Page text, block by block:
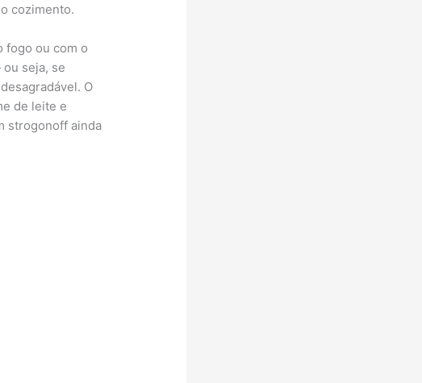
cozimento.
fogo ou com o
seja, se
O
de leite e
strogonoff ainda